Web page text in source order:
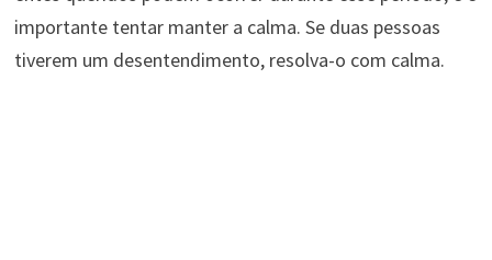
importante tentar manter a calma. Se duas pessoas
tiverem um desentendimento, resolva-o com calma.